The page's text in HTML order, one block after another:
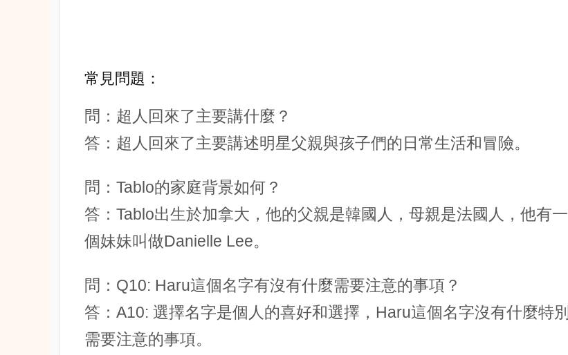
常見問題：
問：超人回來了主要講什麼？
答：超人回來了主要講述明星父親與孩子們的日常生活和冒險。
問：Tablo的家庭背景如何？
答：Tablo出生於加拿大，他的父親是韓國人，母親是法國人，他有一
個妹妹叫做Danielle Lee。
問：Q10: Haru這個名字有沒有什麼需要注意的事項？
答：A10: 選擇名字是個人的喜好和選擇，Haru這個名字沒有什麼特別
需要注意的事項。